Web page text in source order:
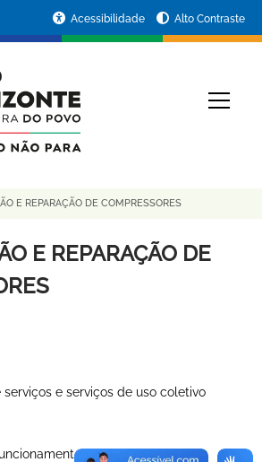
Acessibilidade Alto Contraste
E REPARAÇÃO DE COMPRESSORES
E REPARAÇÃO DE
e serviços de uso coletivo
(Long)